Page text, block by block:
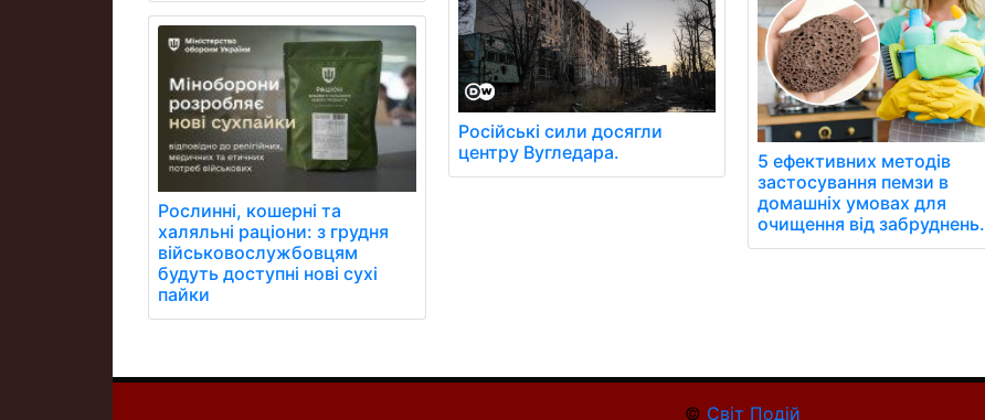
Рослинні, кошерні та
халяльні раціони: з грудня
військовослужбовцям
будуть доступні нові сухі
пайки
Російські сили досягли
центру Вугледара.
5 ефективних методів
застосування пемзи в
домашніх умовах для
очищення від забруднень.
© Світ Подій